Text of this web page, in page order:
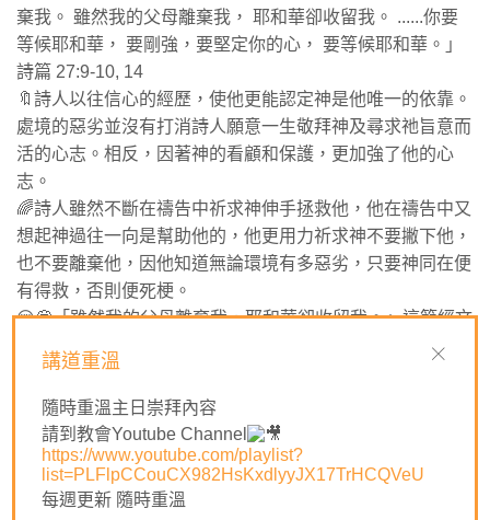
棄我。 雖然我的父母離棄我， 耶和華卻收留我。 ......你要
等候耶和華， 要剛強，要堅定你的心， 要等候耶和華。」
‭‭詩篇‬ ‭27‬:‭9‬-‭10‬, ‭14‬
🔖詩人以往信心的經歷，使他更能認定神是他唯一的依靠。
處境的惡劣並沒有打消詩人願意一生敬拜神及尋求祂旨意而
活的心志。相反，因著神的看顧和保護，更加強了他的心
志。
🌈詩人雖然不斷在禱告中祈求神伸手拯救他，他在禱告中又
想起神過往一向是幫助他的，他更用力祈求神不要撇下他，
也不要離棄他，因他知道無論環境有多惡劣，只要神同在便
有得救，否則便死梗。
😌💭「雖然我的父母離棄我，耶和華卻收留我。」這節經文
令我想起原生家庭的問題。有些人包括我在內，可能都會受
到原生家庭帶來的一些傷害，不論是缺乏足夠的愛、關注、
保護等等，也會影響成長後的身心靈發展。無論我們的父母
是如何，最後讓我發現我有天父愛我，無時無刻保護看顧
我，使我永遠有依靠，不用只靠自己。
🙏🏻慈愛主，多謝祢愛我、看顧我、保守我，有祢這個天父
收留我，我便甚麼都不怕了。求祢使我們剛強，堅定我們的
講道重溫
隨時重溫主日崇拜內容
請到教會Youtube Channel
https://www.youtube.com/playlist?
list=PLFlpCCouCX982HsKxdlyyJX17TrHCQVeU
每週更新 隨時重溫